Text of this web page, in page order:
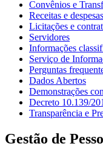
Convênios e
Receitas e despesas
Licitações e
Servidores
Informações
Serviço de
Perguntas
Dados Abertos
Demonstrações
Decreto 10.139/
Transparência e
Gestão de